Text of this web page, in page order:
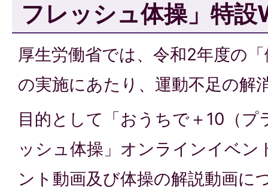
フレッシュ体操」特
厚生労働省では、令和2年度の
の実施にあたり、運動不足の解
目的として「おうちで＋10（プ
ッシュ体操」オンラインイベン
ント動画及び体操の解説動画に